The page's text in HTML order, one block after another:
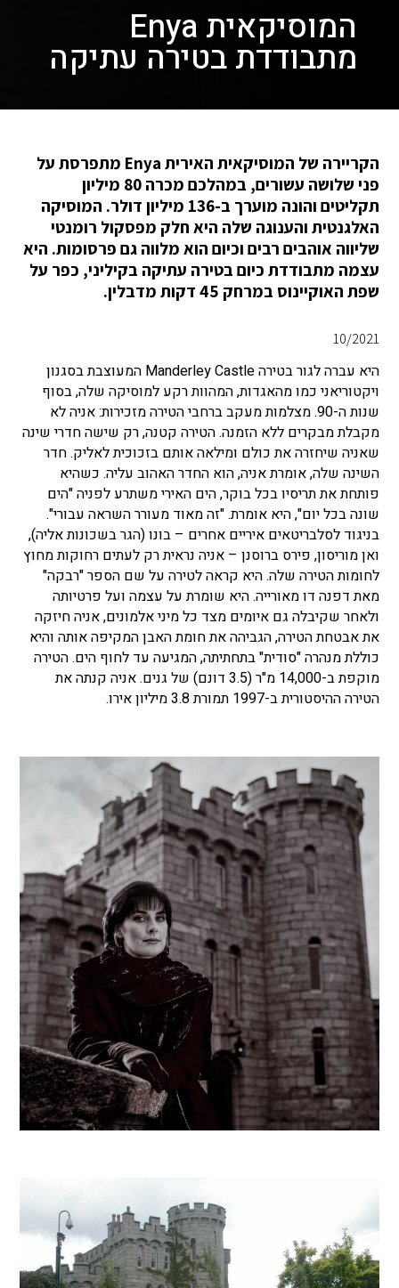
המוסיקאית Enya
מתבודדת בטירה עתיקה
הקריירה של המוסיקאית האירית Enya מתפרסת על
פני שלושה עשורים, במהלכם מכרה 80 מיליון
תקליטים והונה מוערך ב-136 מיליון דולר. המוסיקה
האלגנטית והענוגה שלה היא חלק מפסקול רומנטי
שליווה אוהבים רבים וכיום הוא מלווה גם פרסומות. היא
עצמה מתבודדת כיום בטירה עתיקה בקיליני, כפר על
שפת האוקיינוס ​​במרחק 45 דקות מדבלין.
10/2021
היא עברה לגור בטירה Manderley Castle המעוצבת בסגנון
ויקטוריאני כמו מהאגדות, המהוות רקע למוסיקה שלה, בסוף
שנות ה-90. מצלמות מעקב ברחבי הטירה מזכירות: אניה לא
מקבלת מבקרים ללא הזמנה. הטירה קטנה, רק שישה חדרי שינה
שאניה שיחזרה את כולם ומילאה אותם בזכוכית לאליק. חדר
השינה שלה, אומרת אניה, הוא החדר האהוב עליה. כשהיא
פותחת את תריסיו בכל בוקר, הים האירי משתרע לפניה "הים
שונה בכל יום", היא אומרת. "זה מאוד מעורר השראה עבורי".
בניגוד לסלבריטאים איריים אחרים – בונו (הגר בשכונות אליה),
ואן מוריסון, פירס ברוסנן – אניה נראית רק לעתים רחוקות מחוץ
לחומות הטירה שלה. היא קראה לטירה על שם הספר "רבקה"
מאת דפנה דו מאורייה. היא שומרת על עצמה ועל פרטיותה
ולאחר שקיבלה גם איומים מצד כל מיני אלמונים, אניה חיזקה
את אבטחת הטירה, הגביהה את חומת האבן המקיפה אותה והיא
כוללת מנהרה "סודית" בתחתיתה, המגיעה עד לחוף הים. הטירה
מוקפת ב-14,000 מ"ר (3.5 דונם) של גנים. אניה קנתה את
הטירה ההיסטורית ב-1997 תמורת 3.8 מיליון אירו.